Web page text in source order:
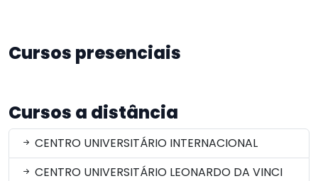
Cursos presenciais
Cursos a distância
CENTRO UNIVERSITÁRIO INTERNACIONAL
CENTRO UNIVERSITÁRIO LEONARDO DA VINCI